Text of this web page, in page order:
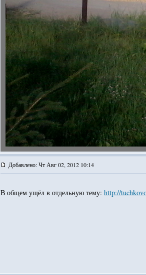
Добавлено: Чт Авг 02, 2012 10:14
В общем ущёл в отдельную тему: http://